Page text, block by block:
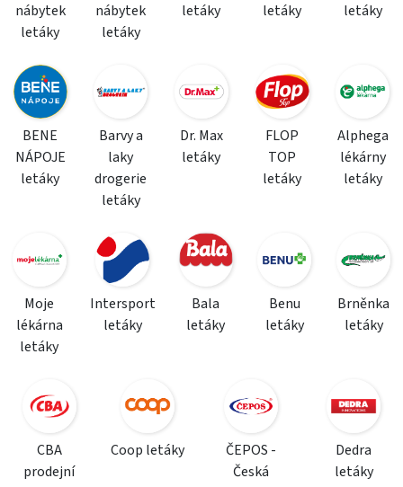
nábytek
letáky
nábytek
letáky
letáky
letáky
letáky
BENE
NÁPOJE
letáky
Barvy a
laky
drogerie
letáky
Dr. Max
letáky
FLOP
TOP
letáky
Alphega
lékárny
letáky
Moje
lékárna
letáky
Intersport
letáky
Bala
letáky
Benu
letáky
Brněnka
letáky
CBA
prodejní
Coop letáky
ČEPOS -
Česká
Dedra
letáky